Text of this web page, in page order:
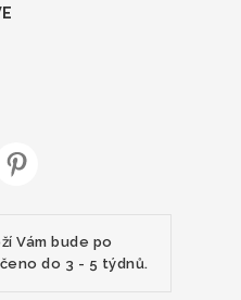
Vám bude po
do 3 - 5 týdnů.